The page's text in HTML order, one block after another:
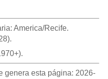
America/Recife.
genera esta página: 2026-